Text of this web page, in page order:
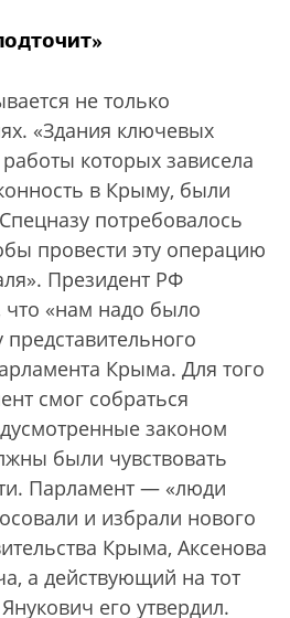
не только
«Здания ключевых
которых зависела
в Крыму, были
потребовалось
провести эту операцию
Президент РФ
что «нам надо было
Крыма. Для того
смог собраться
законом
были чувствовать
Парламент — «люди
и избрали нового
Крыма, Аксенова
а действующий на тот
его утвердил.